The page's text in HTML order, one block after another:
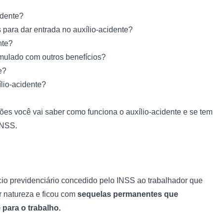
dar entrada no auxílio-acidente?
com outros benefícios?
acidente?
você vai saber como funciona o auxílio-acidente e se tem
previdenciário concedido pelo INSS ao trabalhador que
natureza e ficou com sequelas permanentes que
o trabalho.